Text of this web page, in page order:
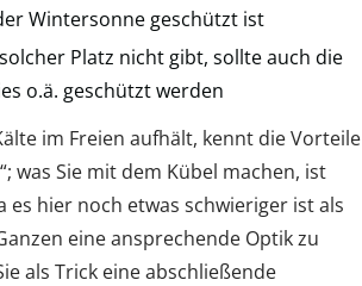
Wintersonne geschützt ist
Platz nicht gibt, sollte auch die
o.ä. geschützt werden
im Freien aufhält, kennt die Vorteile
was Sie mit dem Kübel machen, ist
es hier noch etwas schwieriger ist als
eine ansprechende Optik zu
als Trick eine abschließende